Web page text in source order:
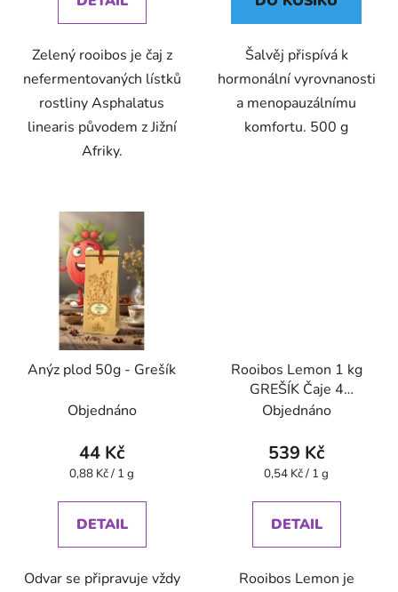
Zelený rooibos je čaj z
nefermentovaných lístků
rostliny Asphalatus
linearis původem z Jižní
Afriky.
Šalvěj přispívá k
hormonální vyrovnanosti
a menopauzálnímu
komfortu. 500 g
Anýz plod 50g - Grešík
Objednáno
44 Kč
Měrná
0,88 Kč / 1 g
DETAIL
Odvar se připravuje vždy
Rooibos Lemon 1 kg
GREŠÍK Čaje 4
světadílů
Objednáno
539 Kč
Měrná
0,54 Kč / 1 g
DETAIL
Rooibos Lemon je